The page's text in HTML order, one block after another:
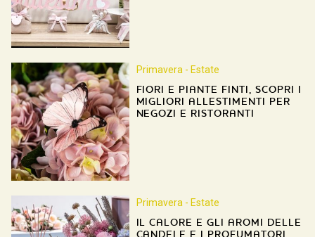
Primavera - Estate
FIORI E PIANTE FINTI, SCOPRI I
MIGLIORI ALLESTIMENTI PER
NEGOZI E RISTORANTI
Primavera - Estate
IL CALORE E GLI AROMI DELLE
CANDELE E I PROFUMATORI